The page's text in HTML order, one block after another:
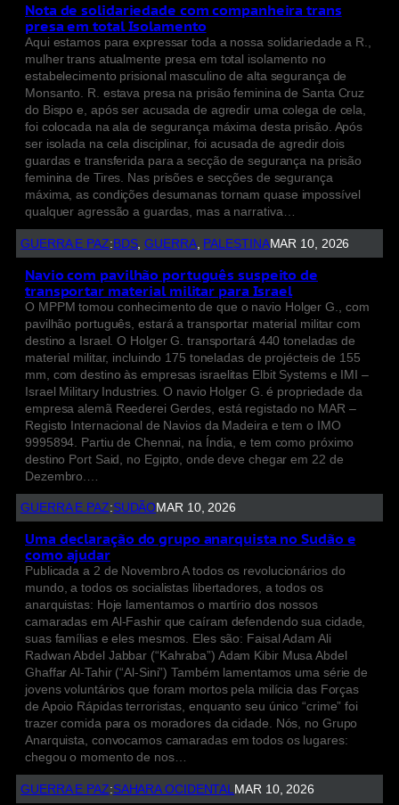
Nota de solidariedade com companheira trans
presa em total Isolamento
Aqui estamos para expressar toda a nossa solidariedade a R.,
mulher trans atualmente presa em total isolamento no
estabelecimento prisional masculino de alta segurança de
Monsanto. R. estava presa na prisão feminina de Santa Cruz
do Bispo e, após ser acusada de agredir uma colega de cela,
foi colocada na ala de segurança máxima desta prisão. Após
ser isolada na cela disciplinar, foi acusada de agredir dois
guardas e transferida para a secção de segurança na prisão
feminina de Tires. Nas prisões e secções de segurança
máxima, as condições desumanas tornam quase impossível
qualquer agressão a guardas, mas a narrativa…
GUERRA E PAZ:BDS, GUERRA, PALESTINAMAR 10, 2026
Navio com pavilhão português suspeito de
transportar material militar para Israel
O MPPM tomou conhecimento de que o navio Holger G., com
pavilhão português, estará a transportar material militar com
destino a Israel. O Holger G. transportará 440 toneladas de
material militar, incluindo 175 toneladas de projécteis de 155
mm, com destino às empresas israelitas Elbit Systems e IMI –
Israel Military Industries. O navio Holger G. é propriedade da
empresa alemã Reederei Gerdes, está registado no MAR –
Registo Internacional de Navios da Madeira e tem o IMO
9995894. Partiu de Chennai, na Índia, e tem como próximo
destino Port Said, no Egipto, onde deve chegar em 22 de
Dezembro.…
GUERRA E PAZ:SUDÃOMAR 10, 2026
Uma declaração do grupo anarquista no Sudão e
como ajudar
Publicada a 2 de Novembro A todos os revolucionários do
mundo, a todos os socialistas libertadores, a todos os
anarquistas: Hoje lamentamos o martírio dos nossos
camaradas em Al-Fashir que caíram defendendo sua cidade,
suas famílias e eles mesmos. Eles são: Faisal Adam Ali
Radwan Abdel Jabbar (“Kahraba”) Adam Kibir Musa Abdel
Ghaffar Al-Tahir (“Al-Sini”) Também lamentamos uma série de
jovens voluntários que foram mortos pela milícia das Forças
de Apoio Rápidas terroristas, enquanto seu único “crime” foi
trazer comida para os moradores da cidade. Nós, no Grupo
Anarquista, convocamos camaradas em todos os lugares:
chegou o momento de nos…
GUERRA E PAZ:SAHARA OCIDENTAL MAR 10, 2026